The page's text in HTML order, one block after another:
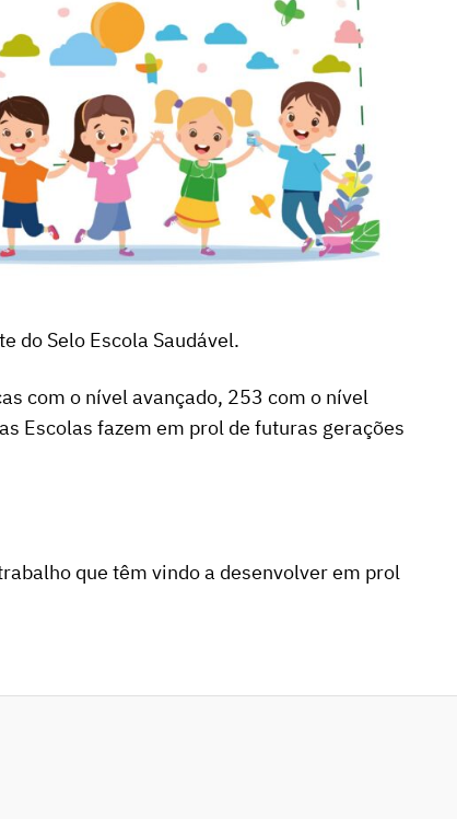
do Selo Escola Saudável.
com o nível avançado, 253 com o nível
Escolas fazem em prol de futuras gerações
que têm vindo a desenvolver em prol